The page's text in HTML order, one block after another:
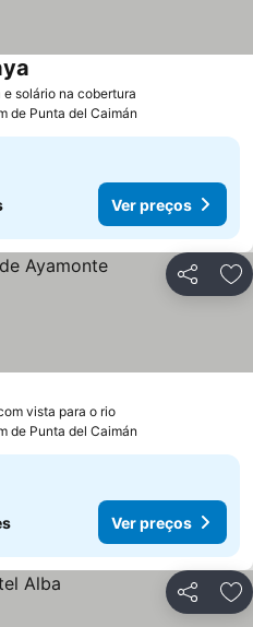
solário na cobertura
de Punta del Caimán
Ver preços
Partilhar
vista para o rio
de Punta del Caimán
Ver preços
Partilhar